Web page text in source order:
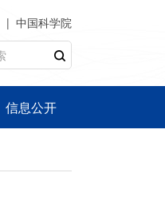
中国科学院
信息公开